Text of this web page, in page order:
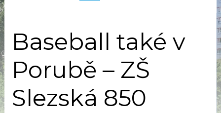
Baseball také v
Porubě – ZŠ
Slezská 850